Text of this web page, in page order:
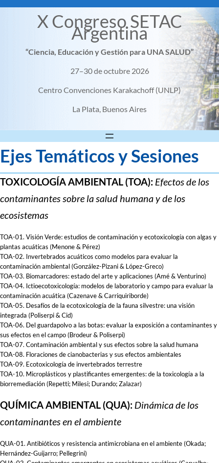
X Congreso SETAC
Argentina
“Ciencia, Educación y Gestión para UNA SALUD”
27–30 de octubre 2026
Centro Convenciones Karakachoff (UNLP)
La Plata, Buenos Aires
Ejes Temáticos y Sesiones
TOXICOLOGÍA AMBIENTAL (TOA): Efectos de los
contaminantes sobre la salud humana y de los
ecosistemas
TOA-01. Visión Verde: estudios de contaminación y ecotoxicología con algas y
plantas acuáticas (Menone & Pérez)
TOA-02. Invertebrados acuáticos como modelos para evaluar la
contaminación ambiental (González-Pizani & López-Greco)
TOA-03. Biomarcadores: estado del arte y aplicaciones (Amé & Venturino)
TOA-04. Ictioecotoxicología: modelos de laboratorio y campo para evaluar la
contaminación acuática (Cazenave & Carriquiriborde)
TOA-05. Desafíos de la ecotoxicología de la fauna silvestre: una visión
integrada (Poliserpi & Cid)
TOA-06. Del guardapolvo a las botas: evaluar la exposición a contaminantes y
sus efectos en el campo (Brodeur & Poliserpi)
TOA-07. Contaminación ambiental y sus efectos sobre la salud humana
TOA-08. Floraciones de cianobacterias y sus efectos ambientales
TOA-09. Ecotoxicología de invertebrados terrestre
TOA-10. Microplásticos y plastificantes emergentes: de la toxicología a la
biorremediación (Repetti; Milesi; Durando; Zalazar)
QUÍMICA AMBIENTAL (QUA): Dinámica de los
contaminantes en el ambiente
QUA-01. Antibióticos y resistencia antimicrobiana en el ambiente (Okada;
Hernández-Guijarro; Pellegrini)